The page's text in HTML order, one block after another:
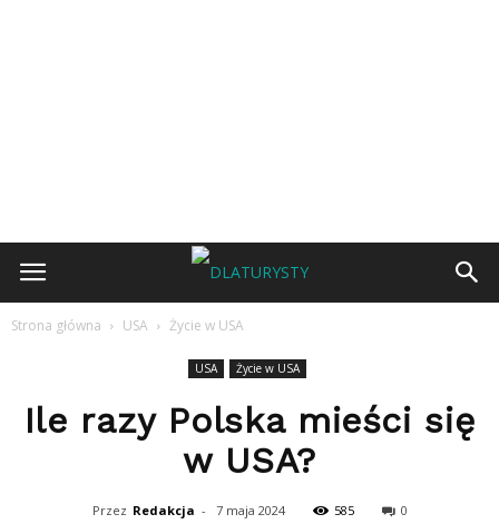
Strona główna USA Życie w USA
USA Życie w USA
Ile razy Polska mieści się
w USA?
Przez Redakcja - 7 maja 2024 585 0